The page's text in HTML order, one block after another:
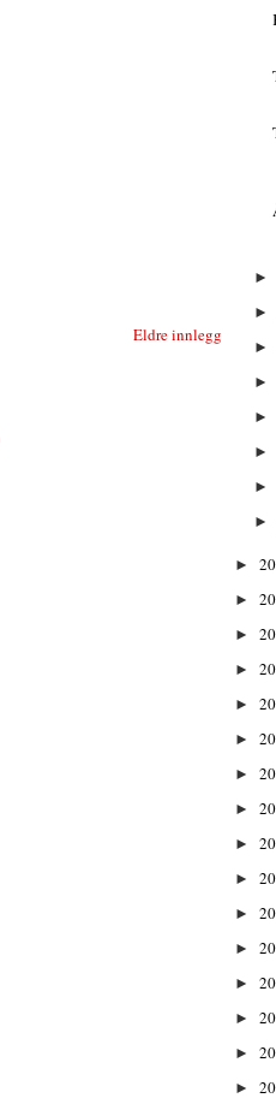
Eldre innlegg
►
►
►
►
►
►
►
►
►
►
►
►
►
►
►
►
►
►
►
►
►
►
►
►